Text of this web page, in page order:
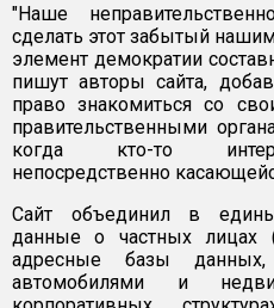
"Наше
сделать этот забытый
элемент демократии
пишут авторы сайта,
право знакомиться со
правительственными
когда кто-то
непосредственно
Сайт объединил в
данные о частных лицах
адресные базы
автомобилями и